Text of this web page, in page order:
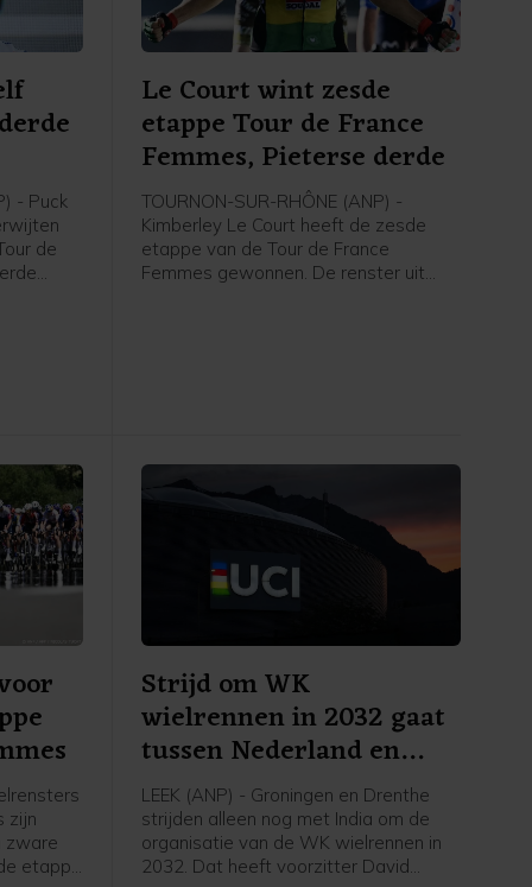
- Puck
de
Le Court wint zesde
etappe Tour de France
Femmes, Pieterse derde
TOURNON-SUR-RHÔNE (ANP) -
Kimberley Le Court heeft de zesde
etappe van de Tour de France
Femmes gewonnen. De renster uit
zijn
zware
etappe
Strijd om WK
wielrennen in 2032 gaat
tussen Nederland en
India
LEEK (ANP) - Groningen en Drenthe
strijden alleen nog met India om de
organisatie van de WK wielrennen in
2032. Dat heeft voorzitter David